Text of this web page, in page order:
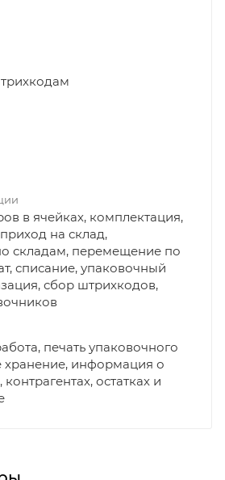
в ячейках, комплектация,
на склад,
складам, перемещение по
списание, упаковочный
сбор штрихкодов,
печать упаковочного
хранение, информация о
остатках и